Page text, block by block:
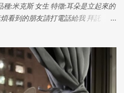
:米克斯 女生 特徵:耳朵是立起來的
看到的朋友請打電話給我 拜託